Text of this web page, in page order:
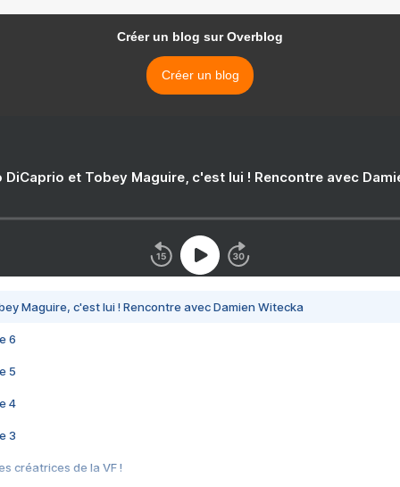
Créer un blog sur Overblog
Créer un blog
DiCaprio et Tobey Maguire, c'est lui ! Rencontre avec
Maguire, c'est lui ! Rencontre avec Damien Witecka
6
5
4
3
créatrices de la VF !